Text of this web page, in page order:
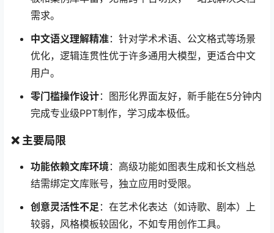
需求。
中文语义理解精准：针对学术术语、公文格式等场景
优化，逻辑连贯性优于许多通用大模型，更适合中文
用户。
零门槛操作设计：图形化界面友好，新手能在5分钟内
完成专业级PPT制作，学习成本极低。
❌ 主要局限
功能依赖文库环境：高级功能如图表生成和长文档总
结需绑定文库账号，独立应用时受限。
创意灵活性不足 ：在艺术化表达（如诗歌、剧本）上
较弱，风格模板较固化，不如专用创作工具。